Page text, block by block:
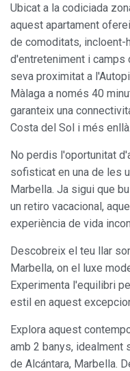
Ubicat a la codiciada
aquest apartament
de comoditats,
d'entreteniment i camps
seva proximitat a
Màlaga a només 40
garanteix una
Costa del Sol i més enllà.
No perdis l'oportunitat
sofisticat en una de les
Marbella. Ja sigui que
un retiro vacacional,
experiència de vida
Descobreix el teu llar
Marbella, on el luxe
Experimenta l'equilibri
estil en aquest
Explora aquest
amb 2 banys, idealment
de Alcántara, Marbella.
Modificar
informació amb la
Si continua navegant,
de les mateixes.
navegador podent, si
instal·lades al disc
compte que aquesta
navegació de la pàgina
Analítiques i
Permeten fer el
dels usuaris d'aquest
mitjançant aquest tipus
mesurament de
funció de l'anàlisi de
servei. Permeten
l'usuari per millorar la
una millor experiència